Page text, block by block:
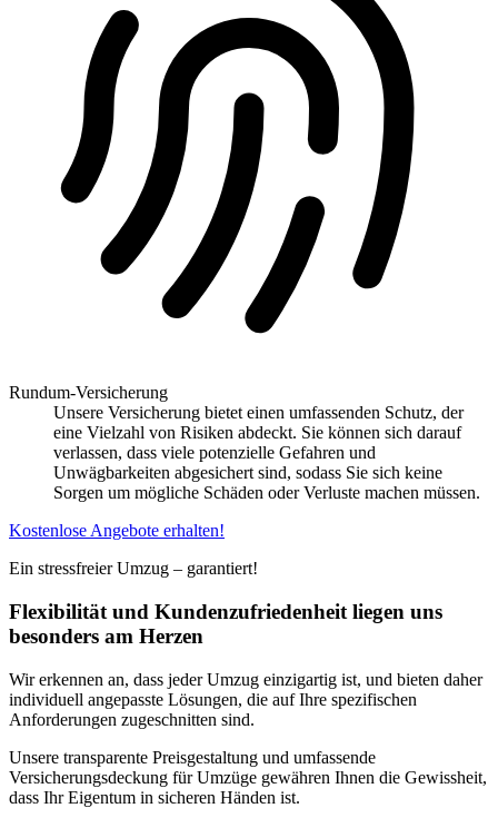
Rundum-Versicherung
Unsere Versicherung bietet einen umfassenden Schutz, der
eine Vielzahl von Risiken abdeckt. Sie können sich darauf
verlassen, dass viele potenzielle Gefahren und
Unwägbarkeiten abgesichert sind, sodass Sie sich keine
Sorgen um mögliche Schäden oder Verluste machen müssen.
Kostenlose Angebote erhalten!
Ein stressfreier Umzug – garantiert!
Flexibilität und Kundenzufriedenheit liegen uns
besonders am Herzen
Wir erkennen an, dass jeder Umzug einzigartig ist, und bieten daher
individuell angepasste Lösungen, die auf Ihre spezifischen
Anforderungen zugeschnitten sind.
Unsere transparente Preisgestaltung und umfassende
Versicherungsdeckung für Umzüge gewähren Ihnen die Gewissheit,
dass Ihr Eigentum in sicheren Händen ist.